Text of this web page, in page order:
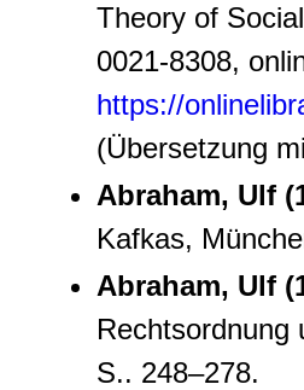
Theory of
0021-8308,
https://
(Übersetzung
Abraham, Ulf
Kafkas,
Abraham, Ulf
S.. 248–278.